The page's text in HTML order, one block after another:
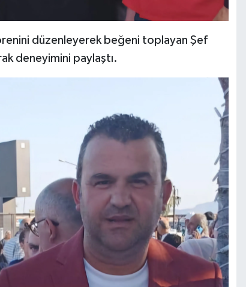
düzenleyerek beğeni toplayan Şef
deneyimini paylaştı.